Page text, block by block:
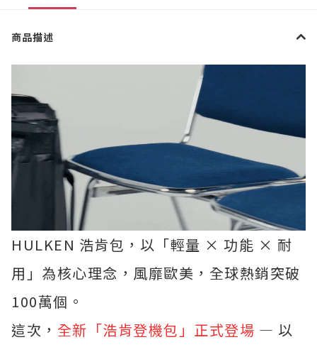
商品描述
HULKEN 浩肯包，以「輕量 × 功能 × 耐
用」為核心理念，風靡歐美，全球熱銷突破
100萬個。
這次， 全新「浩肯登機包」正式登場 — 以